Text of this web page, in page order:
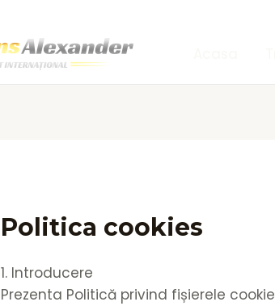
Politica cookies
1. Introducere
Prezenta Politică privind fișierele